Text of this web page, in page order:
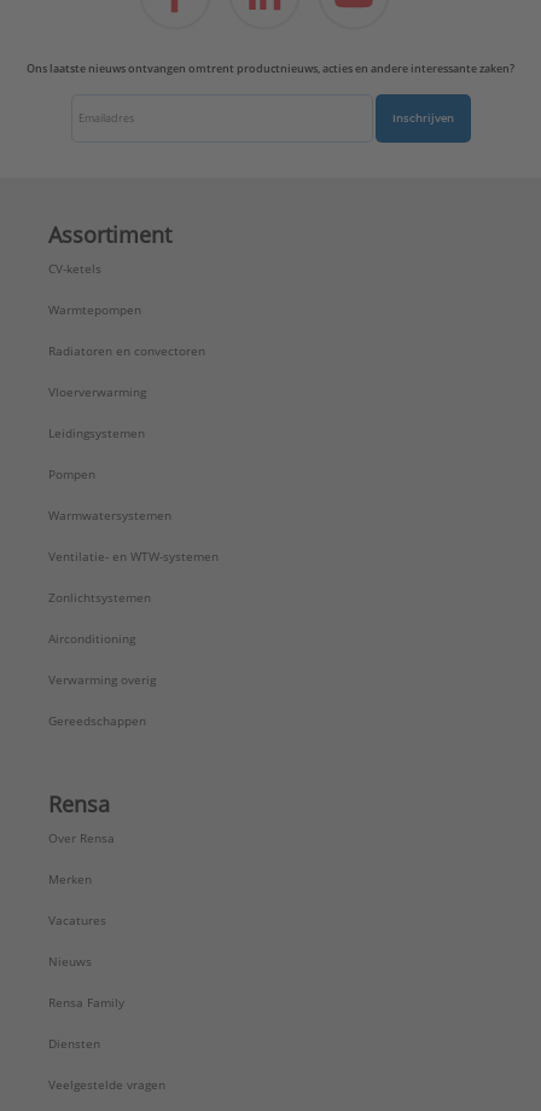
Ons laatste nieuws ontvangen omtrent productnieuws, acties en andere interessante zaken?
Inschrijven
Assortiment
CV-ketels
Warmtepompen
Radiatoren en convectoren
Vloerverwarming
Leidingsystemen
Pompen
Warmwatersystemen
Ventilatie- en WTW-systemen
Zonlichtsystemen
Airconditioning
Verwarming overig
Gereedschappen
Rensa
Over Rensa
Merken
Vacatures
Nieuws
Rensa Family
Diensten
Veelgestelde vragen